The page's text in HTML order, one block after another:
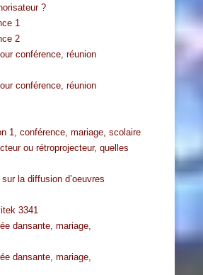
?
1
2
conférence, réunion
conférence, réunion
1, conférence, mariage, scolaire
ou rétroprojecteur, quelles
la diffusion d’oeuvres
3341
dansante, mariage,
dansante, mariage,